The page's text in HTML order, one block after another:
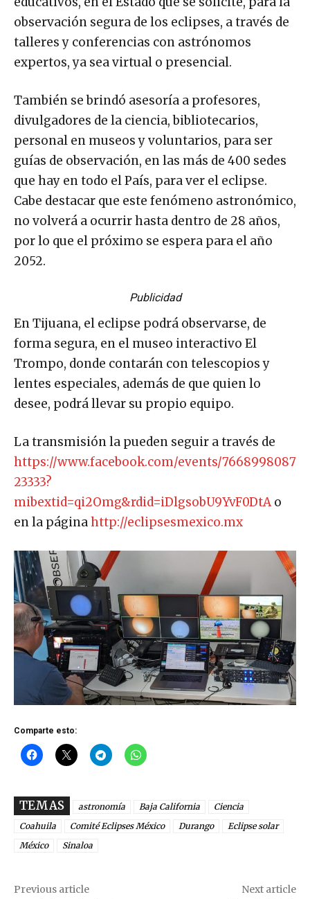
observación segura de los eclipses, a través de
talleres y conferencias con astrónomos
expertos, ya sea virtual o presencial.
También se brindó asesoría a profesores,
divulgadores de la ciencia, bibliotecarios,
personal en museos y voluntarios, para ser
guías de observación, en las más de 400 sedes
que hay en todo el País, para ver el eclipse.
Cabe destacar que este fenómeno astronómico,
no volverá a ocurrir hasta dentro de 28 años,
por lo que el próximo se espera para el año
2052.
Publicidad
En Tijuana, el eclipse podrá observarse, de
forma segura, en el museo interactivo El
Trompo, donde contarán con telescopios y
lentes especiales, además de que quien lo
desee, podrá llevar su propio equipo.
La transmisión la pueden seguir a través de
https://www.facebook.com/events/7668998087
23333?
mibextid=qi2Omg&rdid=iDlgsobU9YvF0DtA o
en la páginahttp://eclipsesmexico.mx
Comparte esto:
TEMAS astronomía Baja California
Ciencia
Coahuila
Comité Eclipses México Durango
Eclipse solar
México
Sinaloa
Previous article Next article